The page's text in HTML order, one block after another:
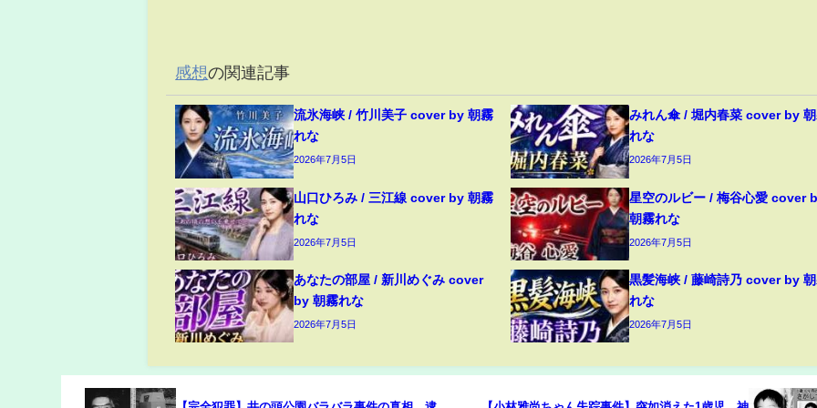
感想の関連記事
流氷海峡 / 竹川美子 cover by 朝霧
れな
2026年7月5日
みれん傘 / 堀内春菜 cover by
れな
2026年7月5日
山口ひろみ / 三江線 cover by 朝霧
れな
2026年7月5日
星空のルビー / 梅谷心愛 cover
朝霧れな
2026年7月5日
あなたの部屋 / 新川めぐみ cover
by 朝霧れな
2026年7月5日
黒髪海峡 / 藤崎詩乃 cover by
れな
2026年7月5日